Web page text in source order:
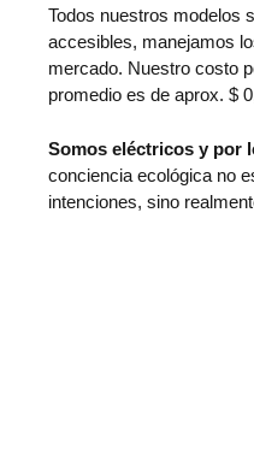
Todos nuestros modelos
accesibles, manejamos
mercado. Nuestro costo
promedio es de aprox. $
Somos eléctricos y por
conciencia ecológica no
intenciones, sino